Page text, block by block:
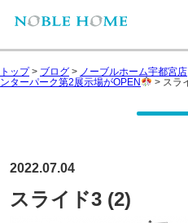
トップ> ブログ > ノーブルホーム宇都宮店
ンターパーク第2展示場がOPEN
> スラ
2022.07.04
スライド3 (2)